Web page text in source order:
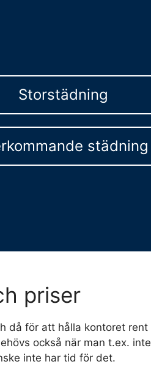
Storstädning
städning
priser
då för att hålla kontoret rent
också när man t.ex. inte
inte har tid för det.